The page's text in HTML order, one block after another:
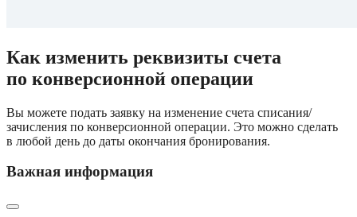
Как изменить реквизиты счета
по конверсионной операции
Вы можете подать заявку на изменение счета списания/
зачисления по конверсионной операции. Это можно сделать
в любой день до даты окончания бронирования.
Важная информация